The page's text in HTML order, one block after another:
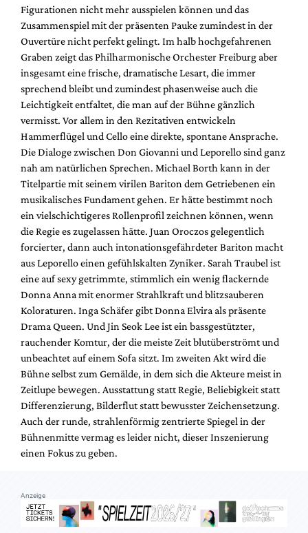
Figurationen nicht mehr ausspielen können und das
Zusammenspiel mit der präsenten Pauke zumindest in der
Ouvertüre nicht perfekt gelingt. Im halb hochgefahrenen
Graben zeigt das Philharmonische Orchester Freiburg aber
insgesamt eine frische, dramatische Lesart, die immer
sprechend bleibt und zumindest phasenweise auch die
Leichtigkeit entfaltet, die man auf der Bühne gänzlich
vermisst. Vor allem in den Rezitativen entwickeln
Hammerflügel und Cello eine direkte, spontane Ansprache.
Die Dialoge zwischen Don Giovanni und Leporello sind ganz
nah am natürlichen Sprechen. Michael Borth kann in der
Titelpartie mit seinem virilen Bariton dem Getriebenen ein
musikalisches Fundament gehen. Er hätte bestimmt noch
ein vielschichtigeres Rollenprofil zeichnen können, wenn
die Regie es zugelassen hätte. Juan Oroczos gelegentlich
forcierter, dann auch intonationsgefährdeter Bariton macht
aus Leporello einen gefühlskalten Zyniker. Sarah Traubel ist
eine auf sexy getrimmte, stimmlich ein wenig flackernde
Donna Anna mit enormer Strahlkraft und blitzsauberen
Koloraturen. Inga Schäfer gibt Donna Elvira als präsente
Drama Queen. Und Jin Seok Lee ist ein bassgestützter,
rauchender Komtur, der die meiste Zeit blutüberströmt und
unbeachtet auf einem Sofa sitzt. Im zweiten Akt wird die
Bühne selbst zum Gemälde, in dem sich die Akteure meist in
Zeitlupe bewegen. Ausstattung statt Regie, Beliebigkeit statt
Differenzierung, Bilderflut statt bewusster Zeichensetzung.
Auch der runde, strahlenförmig zentrierte Spiegel in der
Bühnenmitte vermag es leider nicht, dieser Inszenierung
einen Fokus zu geben.
Anzeige